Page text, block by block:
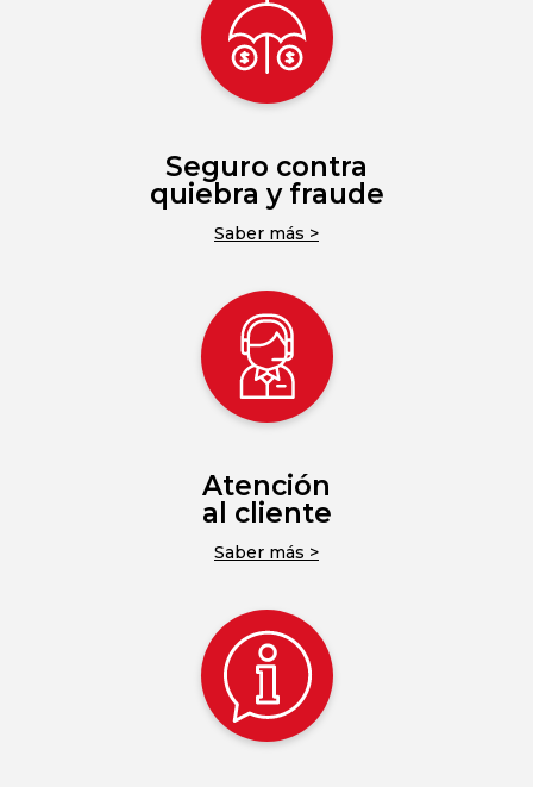
Seguro contra
quiebra y fraude
Saber más >
Atención
al cliente
Saber más >